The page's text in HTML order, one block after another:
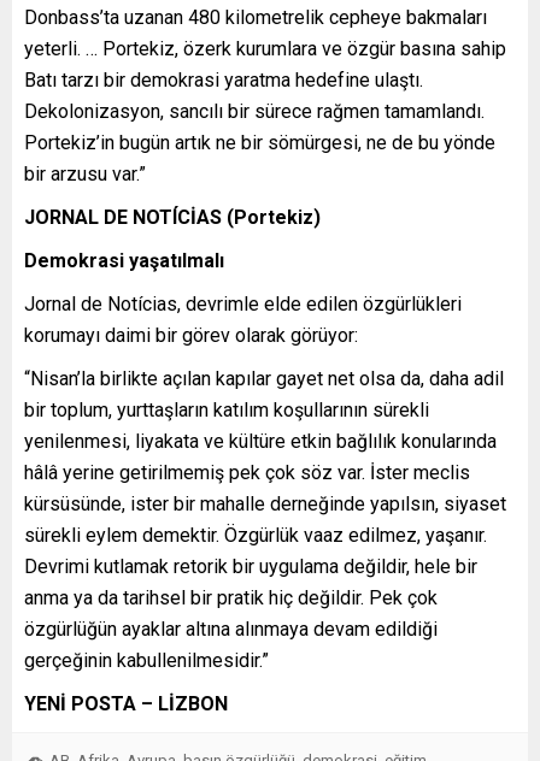
Donbass’ta uzanan 480 kilometrelik cepheye bakmaları
yeterli. … Portekiz, özerk kurumlara ve özgür basına sahip
Batı tarzı bir demokrasi yaratma hedefine ulaştı.
Dekolonizasyon, sancılı bir sürece rağmen tamamlandı.
Portekiz’in bugün artık ne bir sömürgesi, ne de bu yönde
bir arzusu var.”
JORNAL DE NOTÍCİAS (Portekiz)
Demokrasi yaşatılmalı
Jornal de Notícias, devrimle elde edilen özgürlükleri
korumayı daimi bir görev olarak görüyor:
“Nisan’la birlikte açılan kapılar gayet net olsa da, daha adil
bir toplum, yurttaşların katılım koşullarının sürekli
yenilenmesi, liyakata ve kültüre etkin bağlılık konularında
hâlâ yerine getirilmemiş pek çok söz var. İster meclis
kürsüsünde, ister bir mahalle derneğinde yapılsın, siyaset
sürekli eylem demektir. Özgürlük vaaz edilmez, yaşanır.
Devrimi kutlamak retorik bir uygulama değildir, hele bir
anma ya da tarihsel bir pratik hiç değildir. Pek çok
özgürlüğün ayaklar altına alınmaya devam edildiği
gerçeğinin kabullenilmesidir.”
YENİ POSTA – LİZBON